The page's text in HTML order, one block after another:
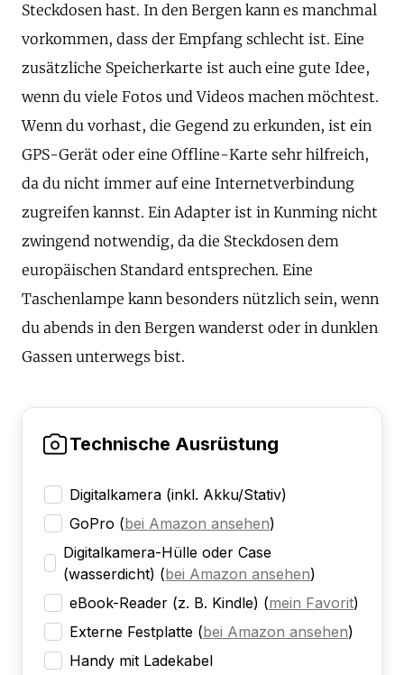
Steckdosen hast. In den Bergen kann es manchmal
vorkommen, dass der Empfang schlecht ist. Eine
zusätzliche Speicherkarte ist auch eine gute Idee,
wenn du viele Fotos und Videos machen möchtest.
Wenn du vorhast, die Gegend zu erkunden, ist ein
GPS-Gerät oder eine Offline-Karte sehr hilfreich,
da du nicht immer auf eine Internetverbindung
zugreifen kannst. Ein Adapter ist in Kunming nicht
zwingend notwendig, da die Steckdosen dem
europäischen Standard entsprechen. Eine
Taschenlampe kann besonders nützlich sein, wenn
du abends in den Bergen wanderst oder in dunklen
Gassen unterwegs bist.
Technische Ausrüstung
Digitalkamera (inkl. Akku/Stativ)
GoPro (bei Amazon ansehen)
Digitalkamera-Hülle oder Case
(wasserdicht) (bei Amazon ansehen)
eBook-Reader (z. B. Kindle) (mein Favorit)
Externe Festplatte (bei Amazon ansehen)
Handy mit Ladekabel